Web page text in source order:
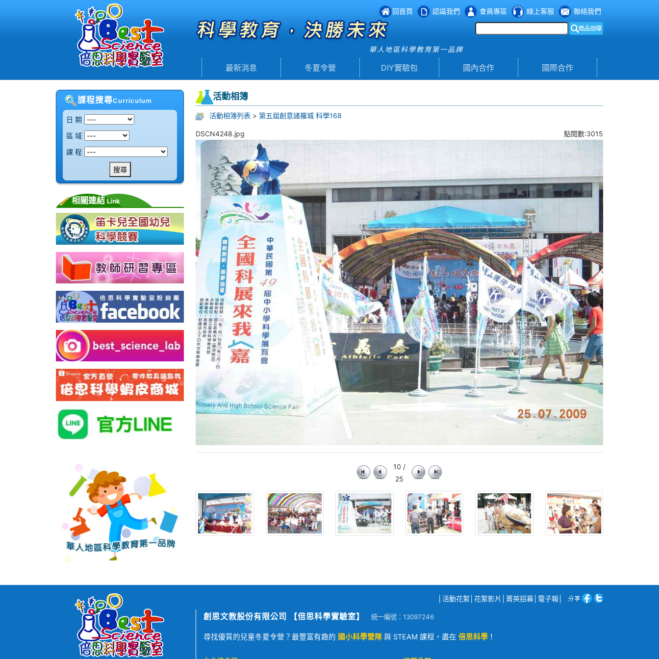
回首頁 認識我們 會員專區 線上客服 聯絡我們
華人地區科學教育第一品牌
最新消息 冬夏令營 DIY實驗包 國內合作 國際合作
活動相簿
活動相簿列表 > 第五屆創意諸羅城 科學168
DSCN4248.jpg 點閱數:3015
10 /
25
課程搜尋Curriculum
日 期
區 域
課 程
搜尋
相關連結Link
活動花絮 花絮影片 菁英招募 電子報
創思文教股份有限公司 【倍思科學實驗室】 統一編號：13097246
尋找優質的兒童冬夏令營？最豐富有趣的 國小科學營隊 與 STEAM 課程，盡在 倍思科學 ！